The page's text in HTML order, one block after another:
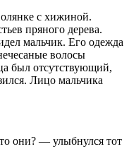
с хижиной.
пряного дерева.
мальчик. Его одежда
волосы
был отсутствующий,
Лицо мальчика
они? — улыбнулся тот